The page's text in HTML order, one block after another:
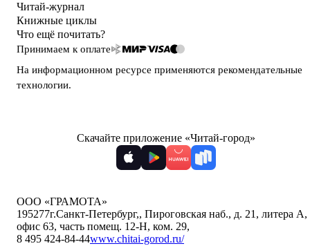
Читай-журнал
Книжные циклы
Что ещё почитать?
Принимаем к оплате
На информационном ресурсе применяются рекомендательные
технологии.
Скачайте приложение «Читай-город»
ООО «ГРАМОТА»
195277г.Санкт-Петербург,, Пироговская наб., д. 21, литера А,
офис 63, часть помещ. 12-Н, ком. 29,
8 495 424-84-44www.chitai-gorod.ru/